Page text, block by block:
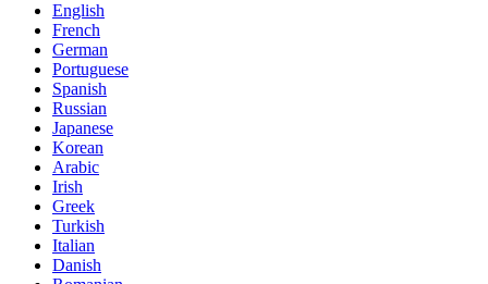
English
French
German
Portuguese
Spanish
Russian
Japanese
Korean
Arabic
Irish
Greek
Turkish
Italian
Danish